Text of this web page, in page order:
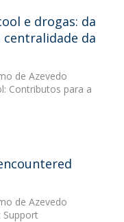
e drogas: da
da
de Azevedo
Contributos para a
de Azevedo
Support